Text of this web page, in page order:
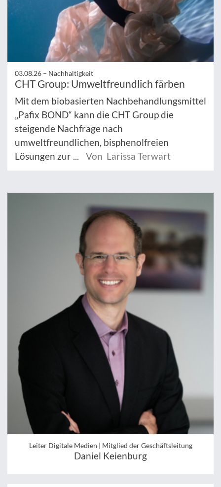
03.08.26 – Nachhaltigkeit
CHT Group: Umweltfreundlich färben
Mit dem biobasierten Nachbehandlungsmittel
„Pafix BOND“ kann die CHT Group die
steigende Nachfrage nach
umweltfreundlichen, bisphenolfreien
Lösungen zur ...
Von Larissa Terwart
Leiter Digitale Medien | Mitglied der Geschäftsleitung
Daniel Keienburg